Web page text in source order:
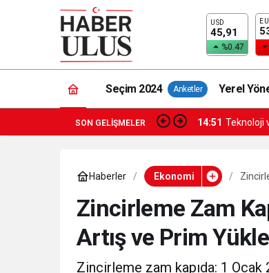
USD
45,91
%0.47
Seçim 2024 Anketler Yerel
SON GELIŞMELER 14:51 Teknoloji
Haberler Ekonomi
Zincirleme Zam
Artış ve Prim
Zincirleme zam kapıda: 1